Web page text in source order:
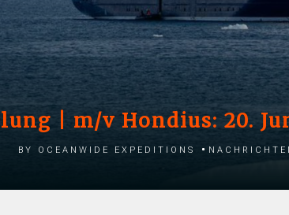
| m/v Hondius: 20.
by Oceanwide Expeditions